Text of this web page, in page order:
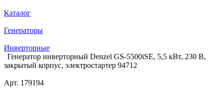
Каталог
Генераторы
Инверторные
Генератор инверторный Denzel GS-5500iSE, 5,5 кВт, 230 В,
закрытый корпус, электростартер 94712
Арт. 179194